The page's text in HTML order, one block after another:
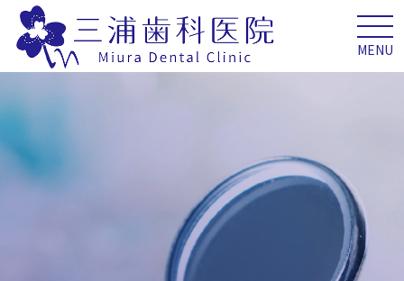
MENU